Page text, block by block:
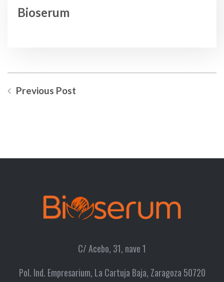
Bioserum
Previous Post
C/ Acebo, 31, nave 1
Pol. Ind. Empresarium, La Cartuja Baja, Zaragoza 50720